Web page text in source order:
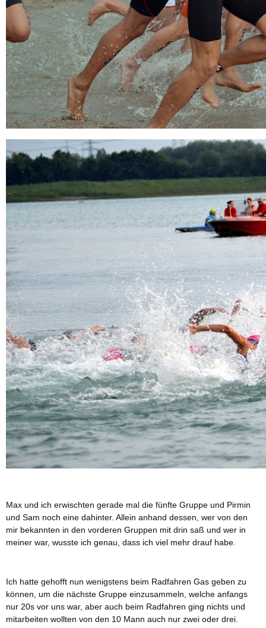
Max und ich erwischten gerade mal die fünfte Gruppe und Pirmin
und Sam noch eine dahinter. Allein anhand dessen, wer von den
mir bekannten in den vorderen Gruppen mit drin saß und wer in
meiner war, wusste ich genau, dass ich viel mehr drauf habe.
Ich hatte gehofft nun wenigstens beim Radfahren Gas geben zu
können, um die nächste Gruppe einzusammeln, welche anfangs
nur 20s vor uns war, aber auch beim Radfahren ging nichts und
mitarbeiten wollten von den 10 Mann auch nur zwei oder drei.